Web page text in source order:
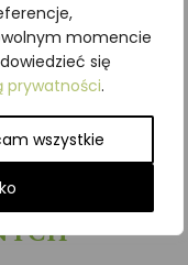
momencie
się
prywatności.
wszystkie
I